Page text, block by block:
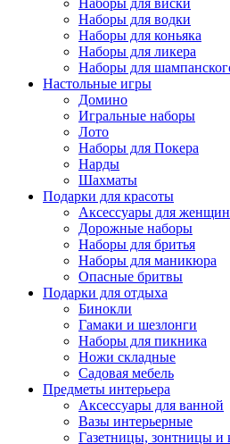
Наборы для виски
Наборы для водки
Наборы для коньяка
Наборы для ликера
Наборы для
Настольные игры
Домино
Игральные наборы
Лото
Наборы для Покера
Нарды
Шахматы
Подарки для красоты
Аксессуары для женщин
Дорожные наборы
Наборы для бритья
Наборы для маникюра
Опасные бритвы
Подарки для отдыха
Бинокли
Гамаки и шезлонги
Наборы для пикника
Ножи складные
Садовая мебель
Предметы интерьера
Аксессуары для ванной
Вазы интерьерные
Газетницы, зонтницы